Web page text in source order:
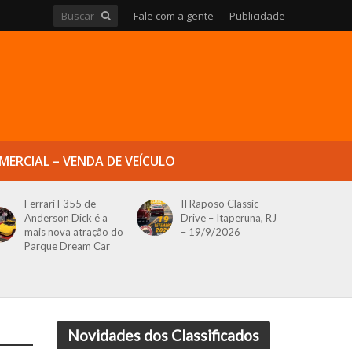
Fale com a gente Publicidade
– VENDA DE VEÍCULO
Ferrari F355 de
Anderson Dick é a
mais nova atração do
Parque Dream Car
II Raposo Classic
Drive – Itaperuna, RJ
– 19/9/2026
Novidades dos Classificados